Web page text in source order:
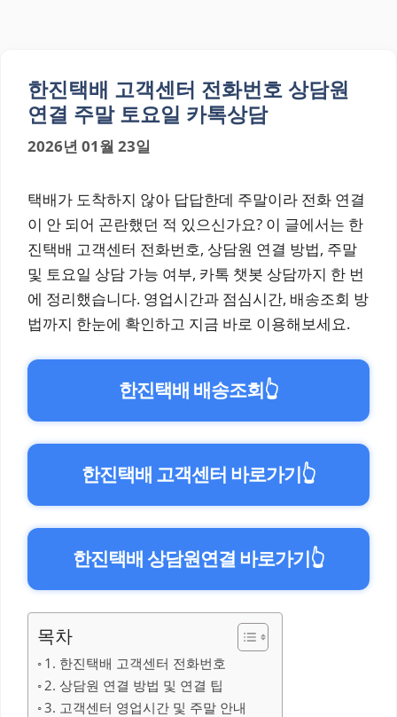
한진택배 고객센터 전화번호 상담원
연결 주말 토요일 카톡상담
2026년 01월 23일
택배가 도착하지 않아 답답한데 주말이라 전화 연결
이 안 되어 곤란했던 적 있으신가요? 이 글에서는 한
진택배 고객센터 전화번호, 상담원 연결 방법, 주말
및 토요일 상담 가능 여부, 카톡 챗봇 상담까지 한 번
에 정리했습니다. 영업시간과 점심시간, 배송조회 방
법까지 한눈에 확인하고 지금 바로 이용해보세요.
한진택배 배송조회👆
한진택배 고객센터 바로가기👆
한진택배 상담원연결 바로가기👆
목차
1. 한진택배 고객센터 전화번호
2. 상담원 연결 방법 및 연결 팁
3. 고객센터 영업시간 및 주말 안내